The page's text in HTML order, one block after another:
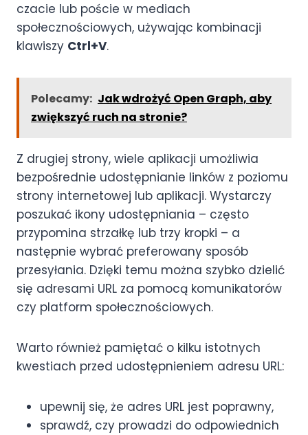
czacie lub poście w mediach
społecznościowych, używając kombinacji
klawiszy Ctrl+V.
Polecamy: Jak wdrożyć Open Graph, aby
zwiększyć ruch na stronie?
Z drugiej strony, wiele aplikacji umożliwia
bezpośrednie udostępnianie linków z poziomu
strony internetowej lub aplikacji. Wystarczy
poszukać ikony udostępniania – często
przypomina strzałkę lub trzy kropki – a
następnie wybrać preferowany sposób
przesyłania. Dzięki temu można szybko dzielić
się adresami URL za pomocą komunikatorów
czy platform społecznościowych.
Warto również pamiętać o kilku istotnych
kwestiach przed udostępnieniem adresu URL:
upewnij się, że adres URL jest poprawny,
sprawdź, czy prowadzi do odpowiednich